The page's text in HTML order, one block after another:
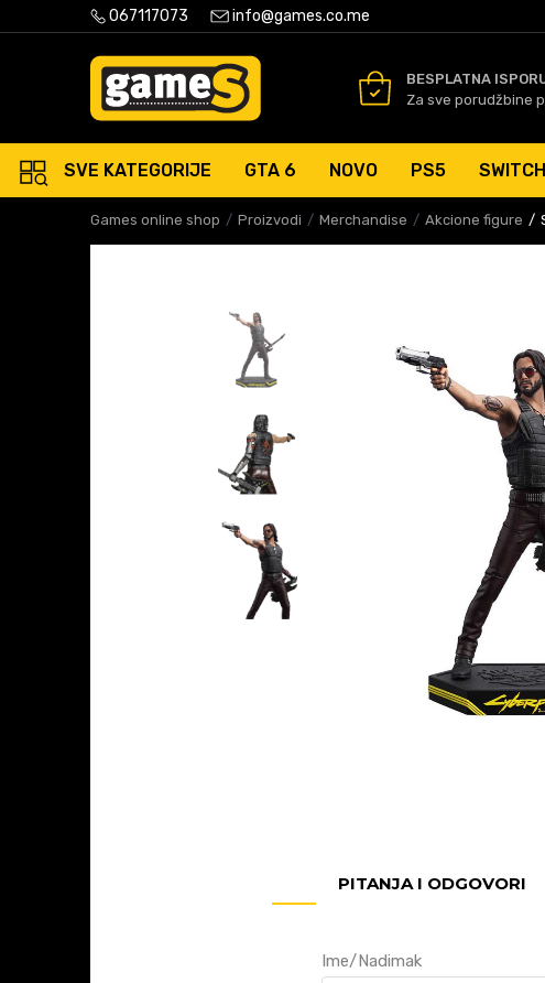
067117073 info@games.co.me
ISPORUKA PORUDŽBINA PREKO 50 EURSIGURNO PLAĆANJE PLATNIM
BESPLATNA
Za sve porudžbine
SVE KATEGORIJE GTA 6 NOVO PS5
Games online shop Proizvodi Merchandise Akcione figure
PITANJA I ODGOVORI
Ime/Nadimak